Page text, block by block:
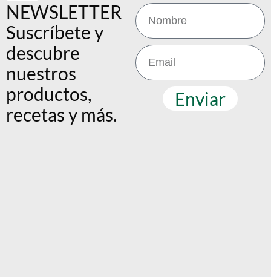
NEWSLETTER
Suscríbete y
descubre
nuestros
productos,
recetas y más.
Enviar